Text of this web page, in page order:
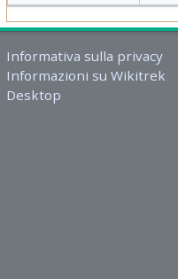
Informativa sulla privacy
Informazioni su Wikitrek
Desktop